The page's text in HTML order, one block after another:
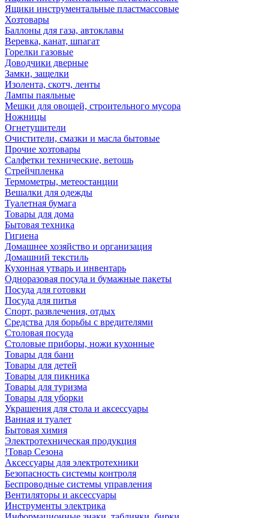
Ящики инструментальные пластмассовые
Хозтовары
Баллоны для газа, автоклавы
Веревка, канат, шпагат
Горелки газовые
Доводчики дверные
Замки, защелки
Изолента, скотч, ленты
Лампы паяльные
Мешки для овощей, строительного мусора
Ножницы
Огнетушители
Очистители, смазки и масла бытовые
Прочие хозтовары
Салфетки технические, ветошь
Стрейчпленка
Термометры, метеостанции
Вешалки для одежды
Туалетная бумага
Товары для дома
Бытовая техника
Гигиена
Домашнее хозяйство и организация
Домашний текстиль
Кухонная утварь и инвентарь
Одноразовая посуда и бумажные пакеты
Посуда для готовки
Посуда для питья
Спорт, развлечения, отдых
Средства для борьбы с вредителями
Столовая посуда
Столовые приборы, ножи кухонные
Товары для бани
Товары для детей
Товары для пикника
Товары для туризма
Товары для уборки
Украшения для стола и аксессуары
Ванная и туалет
Бытовая химия
Электротехническая продукция
!Товар Сезона
Аксессуары для электротехники
Безопасность системы контроля
Беспроводные системы управления
Вентиляторы и аксессуары
Инструменты электрика